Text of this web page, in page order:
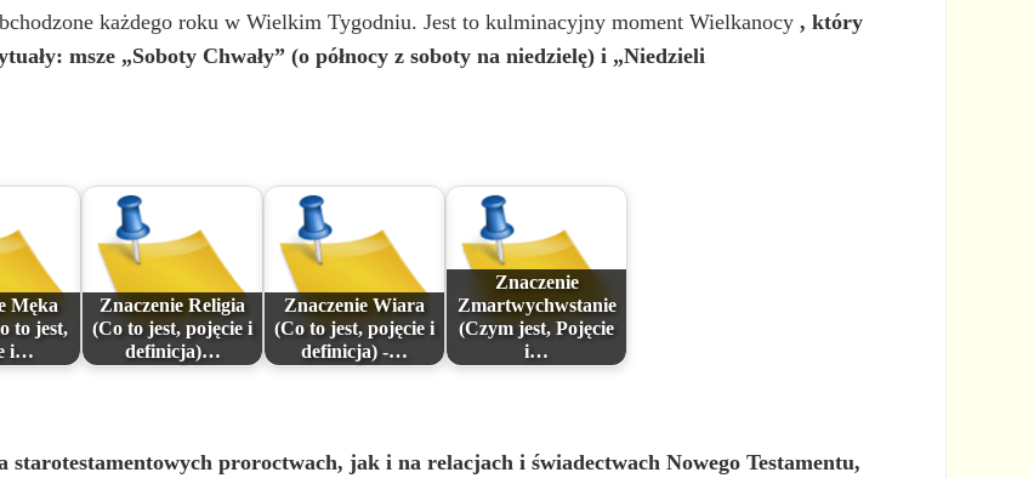
e
każdego roku w Wielkim Tygodniu. Jest to kulminacyjny moment Wielkanocy, który
msze „Soboty Chwały” (o północy z soboty na niedzielę) i „Niedzieli
Męka
to jest,
i…
Znaczenie Religia
(Co to jest, pojęcie i
definicja)…
Znaczenie Wiara
(Co to jest, pojęcie i
definicja) -…
Znaczenie
Zmartwychwstanie
(Czym jest, Pojęcie
i…
proroctwach, jak i na relacjach i świadectwach Nowego Testamentu,